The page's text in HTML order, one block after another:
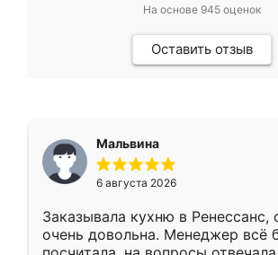
На основе 945оценок
Оставить отзыв
Мальвина
6 августа 2026
Заказывала кухню в Ренессанс,
очень довольна. Менеджер всё